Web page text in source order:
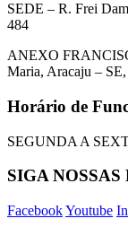
SEDE – R. Frei
484
ANEXO
Maria, Aracaju –
Horário de
SEGUNDA A
SIGA NOSSAS
FacebookYoutube